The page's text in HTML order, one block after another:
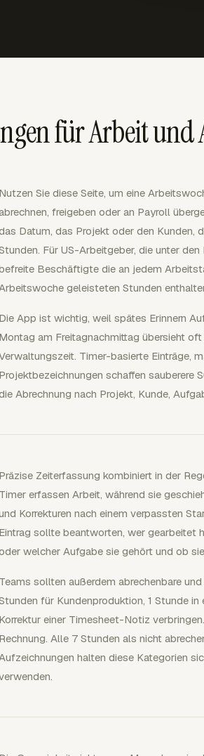
für Arbeit
Nutzen Sie diese Seite, um eine
freigeben oder an Payroll
Datum, das Projekt oder den Kunden,
Für US-Arbeitgeber, die unter
Beschäftigte die an jedem
Arbeitswoche geleisteten Stunden
Die App ist wichtig, weil spätes Erinnern
Montag am Freitagnachmittag übersieht
Timer-basierte Einträge,
Projektbezeichnungen schaffen sauberere
Abrechnung nach Projekt, Kunde,
Präzise Zeiterfassung kombiniert in der
Timer erfassen Arbeit, während sie
Korrekturen nach einem verpassten
Eintrag sollte beantworten, wer gearbeitet
welcher Aufgabe sie gehört und ob
Teams sollten außerdem abrechenbare
für Kundenproduktion, 1 Stunde
Korrektur einer Timesheet-Notiz
Rechnung. Alle 7 Stunden als nicht
Aufzeichnungen halten diese Kategorien